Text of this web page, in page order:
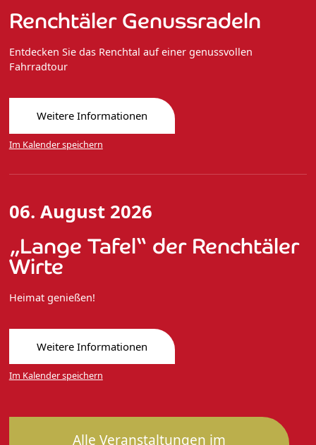
Renchtäler Genussradeln
Entdecken Sie das Renchtal auf einer genussvollen
Fahrradtour
Weitere Informationen
Im Kalender speichern
06. August 2026
„Lange Tafel“ der Renchtäler
Wirte
Heimat genießen!
Weitere Informationen
Im Kalender speichern
Alle Veranstaltungen im